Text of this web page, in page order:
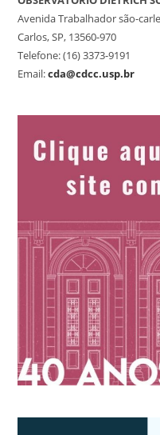
Avenida Trabalhador são-
Carlos, SP, 13560-970
Telefone: (16) 3373-9191
Email:cda@cdcc.usp.br